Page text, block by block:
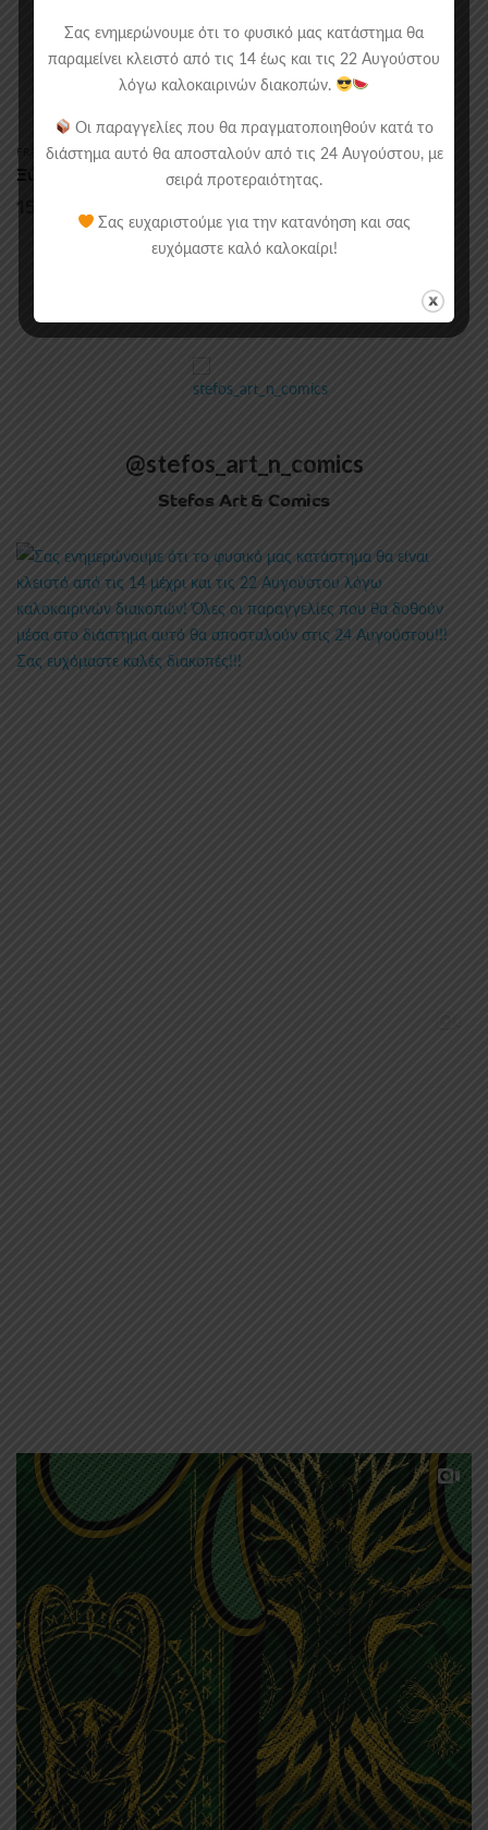
FRAMED POSTERS ,MARVEL - DC
Ξύλινο Κάδρο Με Θέμα Τον Batman
15.00 –
range:
15.00€
30.00€
@stefos_art_n_comics
Stefos Art & Comics
Σας ενημερώνουμε ότι το φυσικό μας κατάστημα θα
παραμείνει κλειστό από τις 14 έως και τις 22 Αυγούστου
λόγω καλοκαιρινών διακοπών.
Οι παραγγελίες που θα πραγματοποιηθούν κατά το
διάστημα αυτό θα αποσταλούν από τις 24 Αυγούστου, με
σειρά προτεραιότητας.
Σας ευχαριστούμε για την κατανόηση και σας
ευχόμαστε καλό καλοκαίρι!